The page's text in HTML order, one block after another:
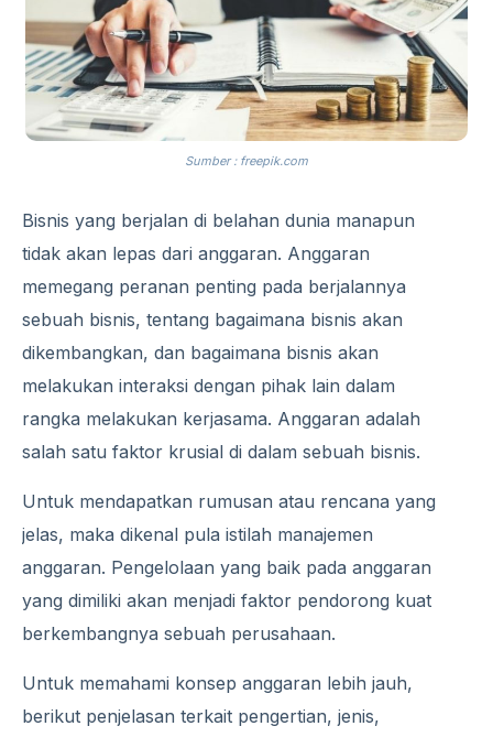
Sumber : freepik.com
Bisnis yang berjalan di belahan dunia manapun
tidak akan lepas dari anggaran. Anggaran
memegang peranan penting pada berjalannya
sebuah bisnis, tentang bagaimana bisnis akan
dikembangkan, dan bagaimana bisnis akan
melakukan interaksi dengan pihak lain dalam
rangka melakukan kerjasama. Anggaran adalah
salah satu faktor krusial di dalam sebuah bisnis.
Untuk mendapatkan rumusan atau rencana yang
jelas, maka dikenal pula istilah manajemen
anggaran. Pengelolaan yang baik pada anggaran
yang dimiliki akan menjadi faktor pendorong kuat
berkembangnya sebuah perusahaan.
Untuk memahami konsep anggaran lebih jauh,
berikut penjelasan terkait pengertian, jenis,